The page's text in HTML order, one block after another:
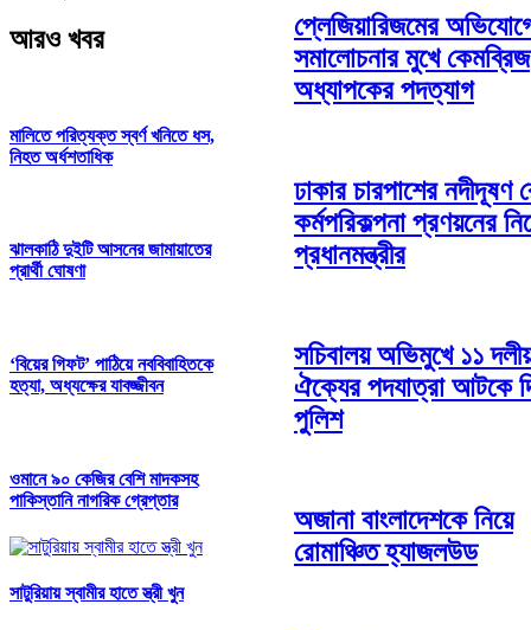
আরও খবর
মালিতে পরিত্যক্ত স্বর্ণ খনিতে ধস,
নিহত অর্ধশতাধিক
ঝালকাঠি দুইটি আসনের জামায়াতের
প্রার্থী ঘোষণা
‘বিয়ের গিফট’ পাঠিয়ে নববিবাহিতকে
হত্যা, অধ্যক্ষের যাবজ্জীবন
ওমানে ৯০ কেজির বেশি মাদকসহ
পাকিস্তানি নাগরিক গ্রেপ্তার
সাটুরিয়ায় স্বামীর হাতে স্ত্রী খুন
প্লেজিয়ারিজমের
সমালোচনার মুখে কেমব্রিজ
অধ্যাপকের পদত্যাগ
ঢাকার চারপাশের নদীদূষণ
কর্মপরিকল্পনা প্রণয়নের
প্রধানমন্ত্রীর
সচিবালয় অভিমুখে ১১
ঐক্যের পদযাত্রা আটকে
পুলিশ
অজানা বাংলাদেশকে নিয়ে
রোমাঞ্চিত হ্যাজলউড